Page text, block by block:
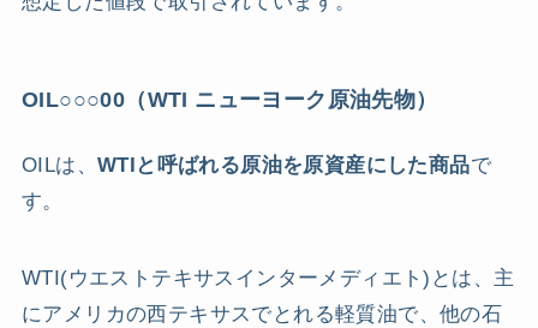
OIL○○○00（WTI ニューヨーク原油先物）
OILは、 WTIと呼ばれる原油を原資産にした商品で
す。
WTI(ウエストテキサスインターメディエト)とは、主
にアメリカの西テキサスでとれる軽質油で、他の石